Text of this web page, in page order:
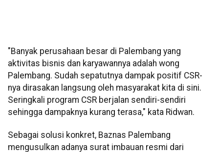
"Banyak perusahaan besar di Palembang yang
aktivitas bisnis dan karyawannya adalah wong
Palembang. Sudah sepatutnya dampak positif CSR-
nya dirasakan langsung oleh masyarakat kita di sini.
Seringkali program CSR berjalan sendiri-sendiri
sehingga dampaknya kurang terasa," kata Ridwan.
Sebagai solusi konkret, Baznas Palembang
mengusulkan adanya surat imbauan resmi dari